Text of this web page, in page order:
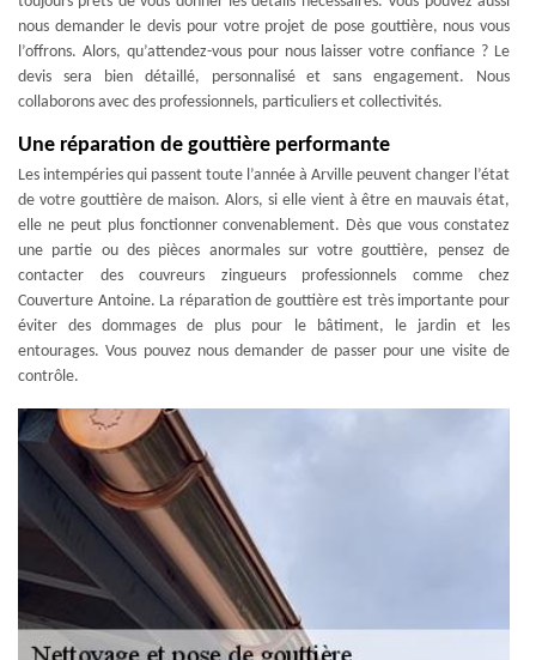
nous demander le devis pour votre projet de pose gouttière, nous vous
l’offrons. Alors, qu’attendez-vous pour nous laisser votre confiance ? Le
devis sera bien détaillé, personnalisé et sans engagement. Nous
collaborons avec des professionnels, particuliers et collectivités.
Une réparation de gouttière performante
Les intempéries qui passent toute l’année à Arville peuvent changer l’état
de votre gouttière de maison. Alors, si elle vient à être en mauvais état,
elle ne peut plus fonctionner convenablement. Dès que vous constatez
une partie ou des pièces anormales sur votre gouttière, pensez de
contacter des couvreurs zingueurs professionnels comme chez
Couverture Antoine. La réparation de gouttière est très importante pour
éviter des dommages de plus pour le bâtiment, le jardin et les
entourages. Vous pouvez nous demander de passer pour une visite de
contrôle.